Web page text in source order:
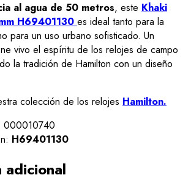
al agua de 50 metros, este Khaki
H69401130 es ideal tanto para la
para un uso urbano sofisticado. Un
vivo el espíritu de los relojes de campo
la tradición de Hamilton con un diseño
colección de los relojes Hamilton.
000010740
H69401130
adicional